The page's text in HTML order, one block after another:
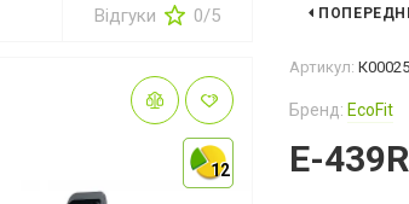
РУКАВИЦІ
ЗАХИСТ НІГ
РУКАВИЦІ ДЛЯ БОКСА
РУКАВИЦІ
ШОЛОМИ
Відгуки 0/5
12
12
Артикул:
Бренд: EcoFit
E-